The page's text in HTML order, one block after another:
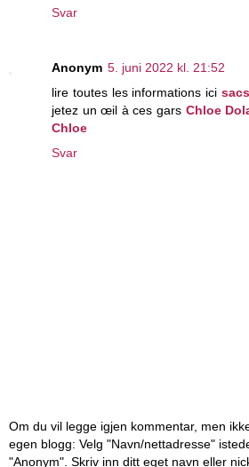
Svar
Anonym 5. juni 2022 kl. 21:52
lire toutes les informations ici
jetez un œil à ces gars Chloe
Chloe
Svar
Om du vil legge igjen kommentar, men
egen blogg: Velg "Navn/nettadresse"
"Anonym". Skriv inn ditt eget navn eller